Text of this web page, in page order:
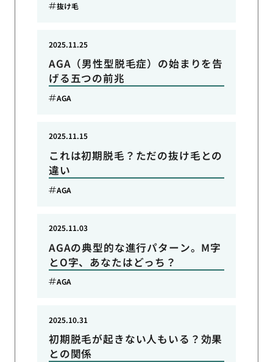
抜け毛
AGA（男性型脱毛症）の始まりを告
げる五つの前兆
2025.11.25
AGA
これは初期脱毛？ただの抜け毛との
違い
2025.11.15
AGA
AGAの典型的な進行パターン。M字
とO字、あなたはどっち？
2025.11.03
AGA
初期脱毛が起きない人もいる？効果
との関係
2025.10.31